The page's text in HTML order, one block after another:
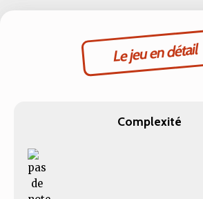
Le jeu en détail
Complexité